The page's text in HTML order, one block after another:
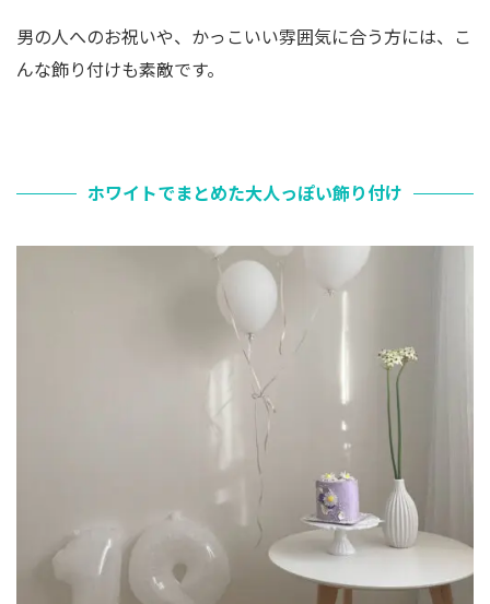
男の人へのお祝いや、かっこいい雰囲気に合う方には、こ
んな飾り付けも素敵です。
ホワイトでまとめた大人っぽい飾り付け